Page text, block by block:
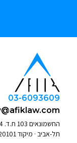
03-6093609
החשמונאים 103 ת.ד. 20144
תל-אביב · מיקוד 6120101